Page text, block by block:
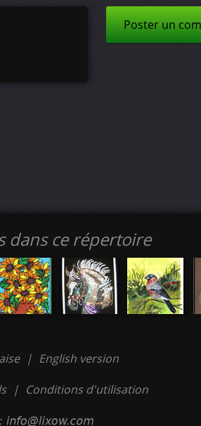
Poster un
dans ce répertoire
| English version
| Conditions d'utilisation